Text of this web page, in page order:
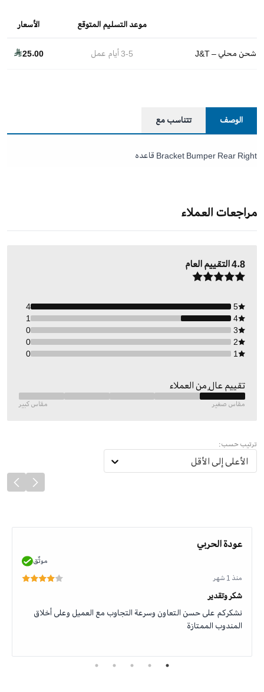
موعد التسليم المتوقع الأسعار
شحن محلي – J&T 3-5أيام عمل 25.00
الوصف تتناسب مع
Bracket Bumper Rear Right قاعده
مراجعات العملاء
4.8التقييم العام
5
4
4
1
3
0
2
0
1
0
تقييم عالٍ من العملاء
مقاس صغير مقاس كبير
ترتيب حسب:
الأعلى إلى الأقل
عودة الحربي
موثّق
منذ 1 شهر
شكر وتقدير
نشكركم على حسن التعاون وسرعة التجاوب مع العميل وعلى أخلاق
المندوب الممتازة